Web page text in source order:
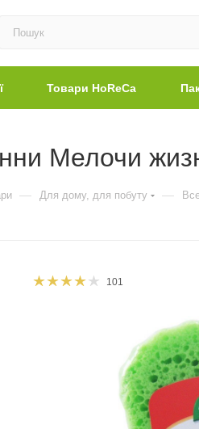
Товари HoReCa
Мелочи
— Для дому, для побуту —
101